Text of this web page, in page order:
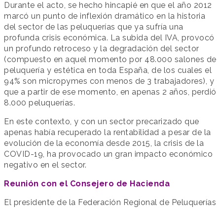
Durante el acto, se hecho hincapié en que el año 2012
marcó un punto de inflexión dramático en la historia
del sector de las peluquerías que ya sufría una
profunda crisis económica. La subida del IVA, provocó
un profundo retroceso y la degradación del sector
(compuesto en aquel momento por 48.000 salones de
peluquería y estética en toda España, de los cuales el
94% son micropymes con menos de 3 trabajadores), y
que a partir de ese momento, en apenas 2 años, perdió
8.000 peluquerías.
En este contexto, y con un sector precarizado que
apenas había recuperado la rentabilidad a pesar de la
evolución de la economía desde 2015, la crisis de la
COVID-19, ha provocado un gran impacto económico
negativo en el sector.
Reunión con el Consejero de Hacienda
El presidente de la Federación Regional de Peluquerías